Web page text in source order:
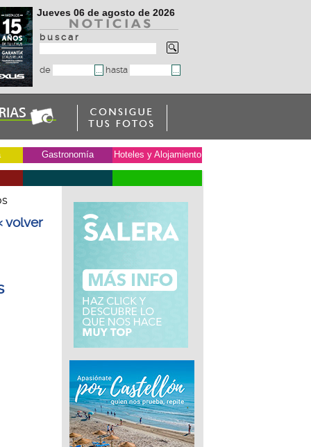
Jueves 06 de agosto de 2026
b u s c a r
de hasta
Gastronomía Hoteles y Alojamiento
volver